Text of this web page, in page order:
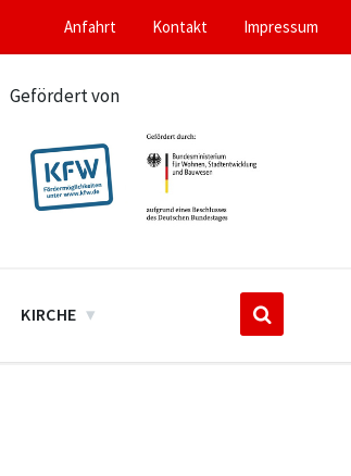
Anfahrt Kontakt Impressum
Gefördert von
KIRCHE